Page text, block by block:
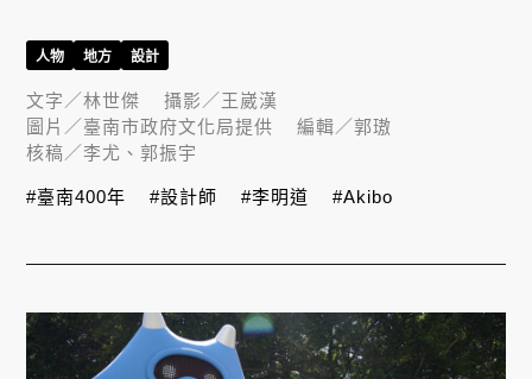
人物 地方 設計
文字／林世傑 攝影／王崴漢
圖片／臺南市政府文化局提供 編輯／郭璈
核稿／李尤、郭振宇
#臺南400年 #設計師 #李明道 #Akibo